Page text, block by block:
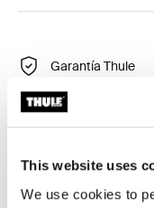
This website uses
We use cookies to
Garantía Thule
Encontrar en
Thule Courier Dog
seguro y cómodo